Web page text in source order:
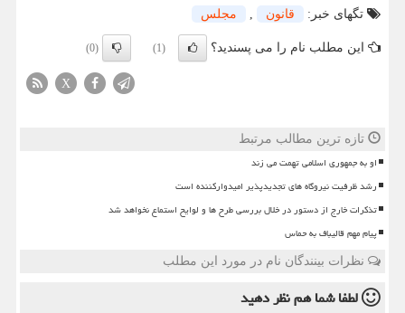
تگهای خبر: قانون , مجلس
این مطلب نام را می پسندید؟ (1)
(0)
X
تازه ترین مطالب مرتبط
او به جمهوری اسلامی تهمت می زند
رشد ظرفیت نیروگاه های تجدیدپذیر امیدوارکننده است
تذکرات خارج از دستور در خلال بررسی طرح ها و لوایح استماع نخواهد شد
پیام مهم قالیباف به حماس
نظرات بینندگان نام در مورد این مطلب
لطفا شما همنظر دهید